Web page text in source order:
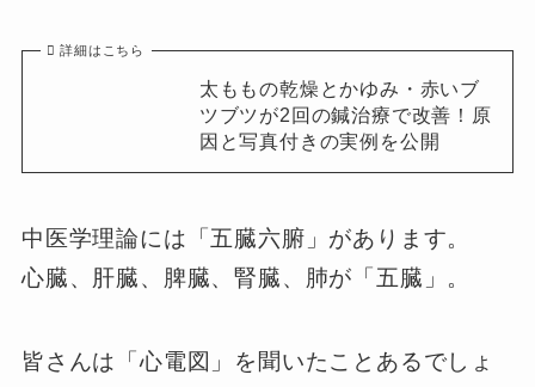
詳細はこちら
太ももの乾燥とかゆみ・赤いブ
ツブツが2回の鍼治療で改善！原
因と写真付きの実例を公開
中医学理論には「五臓六腑」があります。
心臓、肝臓、脾臓、腎臓、肺が「五臓」。
皆さんは「心電図」を聞いたことあるでしょ